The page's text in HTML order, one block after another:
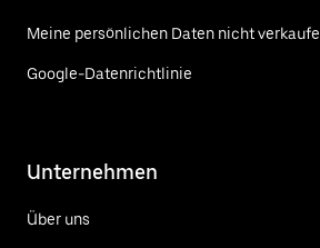
Meine persönlichen Daten nicht
Google-Datenrichtlinie
Unternehmen
Über uns